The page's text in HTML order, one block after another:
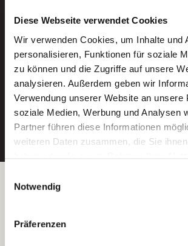
Diese Webseite verwendet Cookies
Wir verwenden Cookies, um Inhalte und
personalisieren, Funktionen für soziale
zu können und die Zugriffe auf unsere
analysieren. Außerdem geben wir
Verwendung unserer Website an unsere
soziale Medien, Werbung und Analysen
Partner führen diese Informationen
weiteren Daten zusammen, die Sie
Wenn Sie auf „Cookies zulassen“
Sie der Speicherung sämtlicher
Ihre Einwilligung selbstverständlich
indem Sie die Cookie-Einstellungen
Notwendig
Präferenzen
Neue Stellen per E-
Ein kostenloser Service
Jobs.
E-Mail-Adresse eintragen
Betreiber der Webseite
Kantstraße 45a